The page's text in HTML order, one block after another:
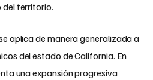
territorio.
aplica de manera generalizada a
del estado de California. En
una expansión progresiva